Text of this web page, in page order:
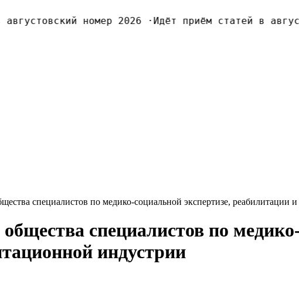
номер 2026·Идёт приём статей в
специалистов по медико-социальной экспертизе, реабилитации
специалистов по
индустрии